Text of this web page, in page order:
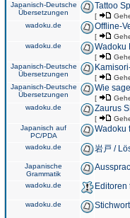
Japanisch-Deutsche
Übersetzungen
Tattoo
[
wadoku.de Offline-
[
wadoku.de Wadoku
[
Japanisch-Deutsche
Übersetzungen
[
Japanisch-Deutsche
Übersetzungen
Wie
[
wadoku.de Zaurus
[
Japanisch auf
PC/PDA
Wadoku
wadoku.de 岩戸 /
Japanische
Grammatik
wadoku.de
wadoku.de